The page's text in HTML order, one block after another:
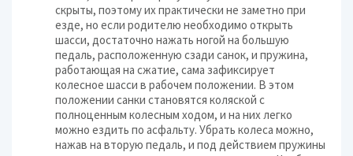
скрыты, поэтому их практически не заметно при
езде, но если родителю необходимо открыть
шасси, достаточно нажать ногой на большую
педаль, расположенную сзади санок, и пружина,
работающая на сжатие, сама зафиксирует
колесное шасси в рабочем положении. В этом
положении санки становятся коляской с
полноценным колесным ходом, и на них легко
можно ездить по асфальту. Убрать колеса можно,
нажав на вторую педаль, и под действием пружины